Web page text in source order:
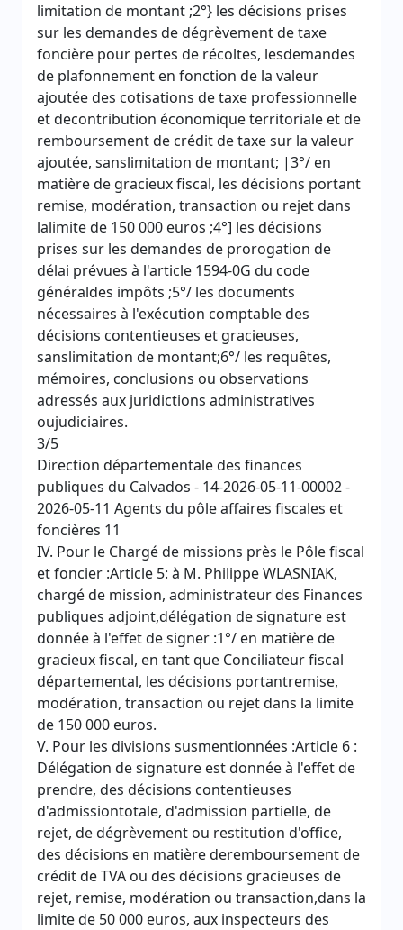
limitation de montant ;2°} les décisions prises
sur les demandes de dégrèvement de taxe
foncière pour pertes de récoltes, lesdemandes
de plafonnement en fonction de la valeur
ajoutée des cotisations de taxe professionnelle
et decontribution économique territoriale et de
remboursement de crédit de taxe sur la valeur
ajoutée, sanslimitation de montant; |3°/ en
matière de gracieux fiscal, les décisions portant
remise, modération, transaction ou rejet dans
lalimite de 150 000 euros ;4°] les décisions
prises sur les demandes de prorogation de
délai prévues à l'article 1594-0G du code
généraldes impôts ;5°/ les documents
nécessaires à l'exécution comptable des
décisions contentieuses et gracieuses,
sanslimitation de montant;6°/ les requêtes,
mémoires, conclusions ou observations
adressés aux juridictions administratives
oujudiciaires.
3/5
Direction départementale des finances
publiques du Calvados - 14-2026-05-11-00002 -
2026-05-11 Agents du pôle affaires fiscales et
foncières 11
IV. Pour le Chargé de missions près le Pôle fiscal
et foncier :Article 5: à M. Philippe WLASNIAK,
chargé de mission, administrateur des Finances
publiques adjoint,délégation de signature est
donnée à l'effet de signer :1°/ en matière de
gracieux fiscal, en tant que Conciliateur fiscal
départemental, les décisions portantremise,
modération, transaction ou rejet dans la limite
de 150 000 euros.
V. Pour les divisions susmentionnées :Article 6 :
Délégation de signature est donnée à l'effet de
prendre, des décisions contentieuses
d'admissiontotale, d'admission partielle, de
rejet, de dégrèvement ou restitution d'office,
des décisions en matière deremboursement de
crédit de TVA ou des décisions gracieuses de
rejet, remise, modération ou transaction,dans la
limite de 50 000 euros, aux inspecteurs des